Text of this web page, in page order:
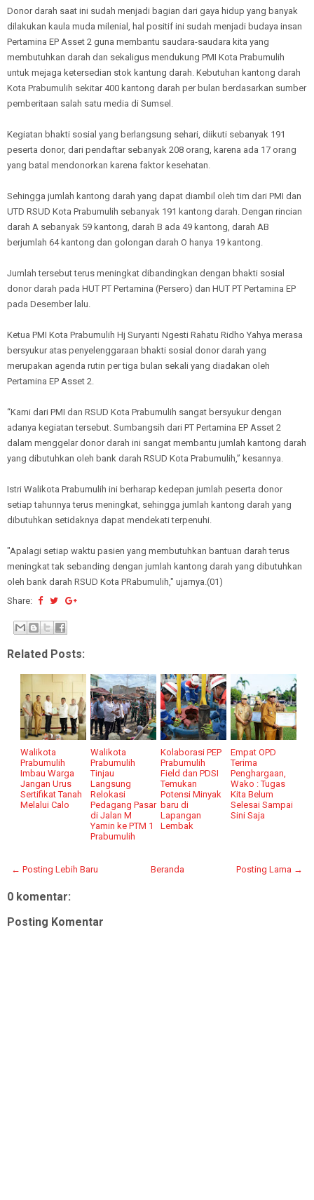
Donor darah saat ini sudah menjadi bagian dari gaya hidup yang banyak
dilakukan kaula muda milenial, hal positif ini sudah menjadi budaya insan
Pertamina EP Asset 2 guna membantu saudara-saudara kita yang
membutuhkan darah dan sekaligus mendukung PMI Kota Prabumulih
untuk mejaga ketersedian stok kantung darah. Kebutuhan kantong darah
Kota Prabumulih sekitar 400 kantong darah per bulan berdasarkan sumber
pemberitaan salah satu media di Sumsel.
Kegiatan bhakti sosial yang berlangsung sehari, diikuti sebanyak 191
peserta donor, dari pendaftar sebanyak 208 orang, karena ada 17 orang
yang batal mendonorkan karena faktor kesehatan.
Sehingga jumlah kantong darah yang dapat diambil oleh tim dari PMI dan
UTD RSUD Kota Prabumulih sebanyak 191 kantong darah. Dengan rincian
darah A sebanyak 59 kantong, darah B ada 49 kantong, darah AB
berjumlah 64 kantong dan golongan darah O hanya 19 kantong.
Jumlah tersebut terus meningkat dibandingkan dengan bhakti sosial
donor darah pada HUT PT Pertamina (Persero) dan HUT PT Pertamina EP
pada Desember lalu.
Ketua PMI Kota Prabumulih Hj Suryanti Ngesti Rahatu Ridho Yahya merasa
bersyukur atas penyelenggaraan bhakti sosial donor darah yang
merupakan agenda rutin per tiga bulan sekali yang diadakan oleh
Pertamina EP Asset 2.
“Kami dari PMI dan RSUD Kota Prabumulih sangat bersyukur dengan
adanya kegiatan tersebut. Sumbangsih dari PT Pertamina EP Asset 2
dalam menggelar donor darah ini sangat membantu jumlah kantong darah
yang dibutuhkan oleh bank darah RSUD Kota Prabumulih,” kesannya.
Istri Walikota Prabumulih ini berharap kedepan jumlah peserta donor
setiap tahunnya terus meningkat, sehingga jumlah kantong darah yang
dibutuhkan setidaknya dapat mendekati terpenuhi.
"Apalagi setiap waktu pasien yang membutuhkan bantuan darah terus
meningkat tak sebanding dengan jumlah kantong darah yang dibutuhkan
oleh bank darah RSUD Kota PRabumulih," ujarnya.(01)
Share:
Related Posts:
Walikota
Prabumulih
Imbau Warga
Jangan Urus
Sertifikat Tanah
Melalui Calo
Walikota
Prabumulih
Tinjau
Langsung
Relokasi
Pedagang Pasar
di Jalan M
Yamin ke PTM 1
Prabumulih
Kolaborasi PEP
Prabumulih
Field dan PDSI
Temukan
Potensi Minyak
baru di
Lapangan
Lembak
Empat OPD
Terima
Penghargaan,
Wako : Tugas
Kita Belum
Selesai Sampai
Sini Saja
← Posting Lebih Baru Posting Lama →
Beranda
0 komentar:
Posting Komentar